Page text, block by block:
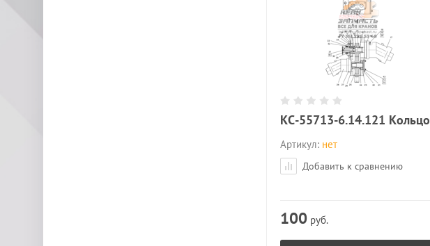
КС-55713-6.14.121 Кольцо
Артикул: нет
Добавить к сравнению
100 руб.